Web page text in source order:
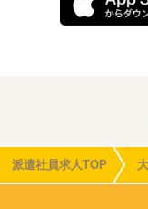
派遣社員求人TOP